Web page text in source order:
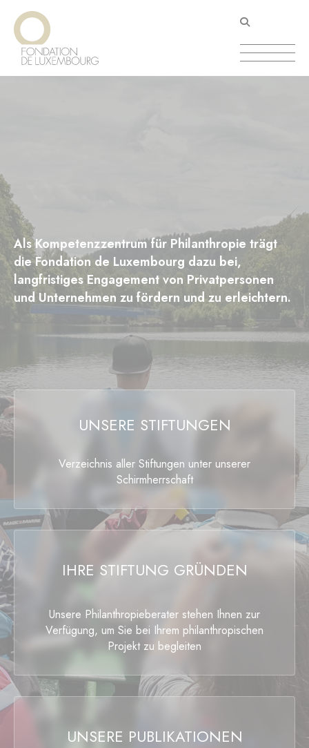
Direkt
zum
Inhalt
Als Kompetenzzentrum für Philanthropie trägt
die Fondation de Luxembourg dazu bei,
langfristiges Engagement von Privatpersonen
und Unternehmen zu fördern und zu erleichtern.
UNSERE STIFTUNGEN
Verzeichnis aller Stiftungen unter unserer
Schirmherrschaft
IHRE STIFTUNG GRÜNDEN
Unsere Philanthropieberater stehen Ihnen zur
Verfügung, um Sie bei Ihrem philanthropischen
Projekt zu begleiten
UNSERE PUBLIKATIONEN
Cookie-Einstellungen